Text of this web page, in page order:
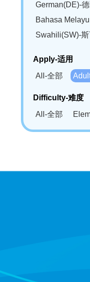
German(DE)-
Bahasa
Swahili(SW)-
Apply-适用
All-全部
Difficulty-难度
All-全部